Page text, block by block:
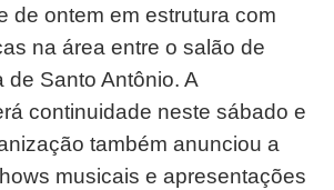
de ontem em estrutura com
na área entre o salão de
de Santo Antônio. A
continuidade neste sábado e
também anunciou a
musicais e apresentações